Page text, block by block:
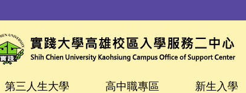
第三人生大學 高中職專區
新生入學